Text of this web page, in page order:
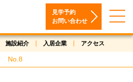
見学予約
お問い合わせ
施設紹介 入居企業 アクセス
No.8